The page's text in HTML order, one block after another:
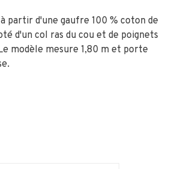
partir d'une gaufre 100 % coton de
d'un col ras du cou et de poignets
modèle mesure 1,80 m et porte